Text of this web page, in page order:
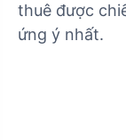
thuê được
ứng ý nhất.